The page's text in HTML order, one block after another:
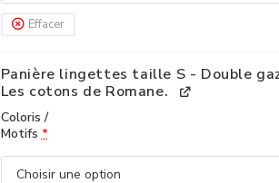
Effacer
Panière lingettes taille S - Double
Les cotons de Romane.
Coloris /
Motifs*